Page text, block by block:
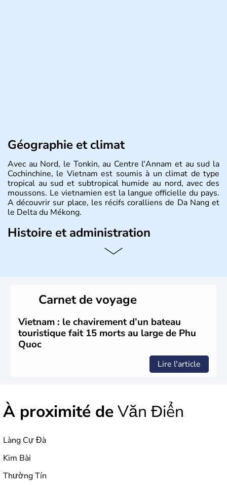
Géographie et climat
Avec au Nord, le Tonkin, au Centre l'Annam et au sud la
Cochinchine, le Vietnam est soumis à un climat de type
tropical au sud et subtropical humide au nord, avec des
moussons. Le vietnamien est la langue officielle du pays.
A découvrir sur place, les récifs coralliens de Da Nang et
le Delta du Mékong.
Histoire et administration
Pays d'Asie du Sud-Est situé sur l'est de la péninsule
nom récent de l'ancienne Saïgon.
Carnet de voyage
Vietnam : le chavirement d’un bateau
touristique fait 15 morts au large de Phu
Quoc
Lire l'article
À proximité deVăn Điển
Làng Cự Đà
Kim Bài
Thường Tín